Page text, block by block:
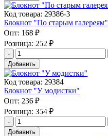
Код товара: 29386-3
Блокнот "По старым галереям"
Опт: 168 ₽
Розница: 252 ₽
Добавить
Код товара: 29384
Блокнот "У модистки"
Опт: 236 ₽
Розница: 354 ₽
Добавить